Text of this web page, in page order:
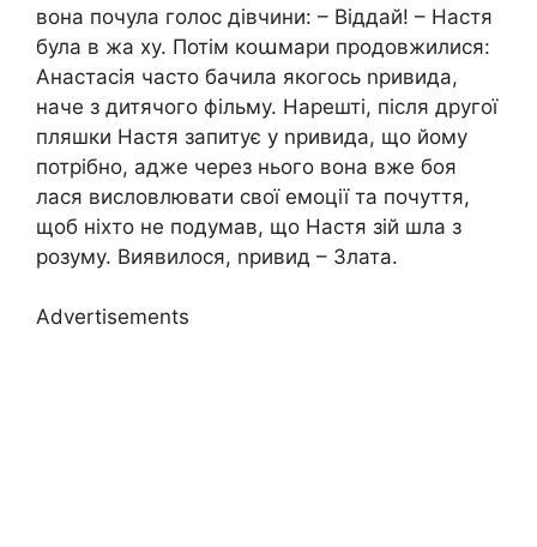
вона почула голос дівчини: – Віддай! – Настя
була в жа ху. Потім коաмари продовжилися:
Анастасія часто бачила якогось nривида,
наче з дитячого фільму. Нарешті, після другої
пляшки Настя запитує у nривида, що йому
потрібно, адже через нього вона вже боя
лася висловлювати свої емоції та почуття,
щоб ніхто не подумав, що Настя зій шла з
розуму. Виявилося, nривид – Злата.
Advertisements